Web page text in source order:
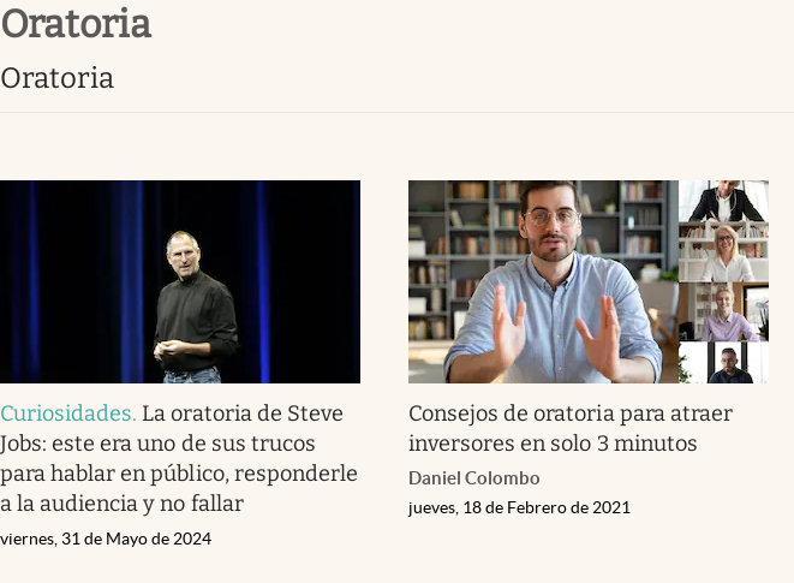
Infotechnology
abre en nueva pestaña
oratoria
oratoria
Curiosidades. La oratoria de Steve
Jobs: este era uno de sus trucos
para hablar en público, responderle
a la audiencia y no fallar
viernes, 31 de Mayo de 2024
Consejos de oratoria para atraer
inversores en solo 3 minutos
Daniel Colombo
jueves, 18 de Febrero de 2021